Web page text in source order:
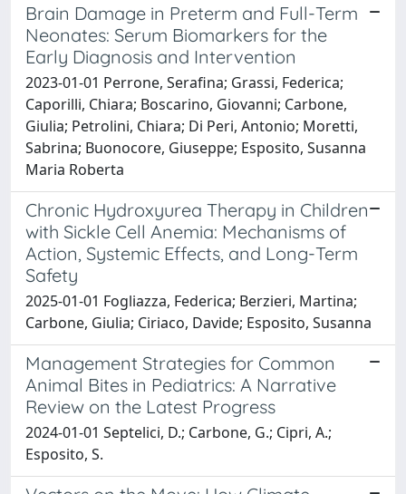
Brain Damage in Preterm and Full-Term
Neonates: Serum Biomarkers for the
Early Diagnosis and Intervention
2023-01-01 Perrone, Serafina; Grassi, Federica;
Caporilli, Chiara; Boscarino, Giovanni; Carbone,
Giulia; Petrolini, Chiara; Di Peri, Antonio; Moretti,
Sabrina; Buonocore, Giuseppe; Esposito, Susanna
Maria Roberta
Chronic Hydroxyurea Therapy in Children
with Sickle Cell Anemia: Mechanisms of
Action, Systemic Effects, and Long-Term
Safety
2025-01-01 Fogliazza, Federica; Berzieri, Martina;
Carbone, Giulia; Ciriaco, Davide; Esposito, Susanna
Management Strategies for Common
Animal Bites in Pediatrics: A Narrative
Review on the Latest Progress
2024-01-01 Septelici, D.; Carbone, G.; Cipri, A.;
Esposito, S.